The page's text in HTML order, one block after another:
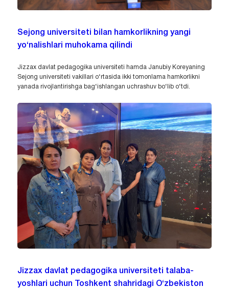
Sejong universiteti bilan hamkorlikning yangi
yo‘nalishlari muhokama qilindi
Jizzax davlat pedagogika universiteti hamda Janubiy Koreyaning
Sejong universiteti vakillari o‘rtasida ikki tomonlama hamkorlikni
yanada rivojlantirishga bag‘ishlangan uchrashuv bo‘lib o‘tdi.
Jizzax davlat pedagogika universiteti talaba-
yoshlari uchun Toshkent shahridagi O‘zbekiston